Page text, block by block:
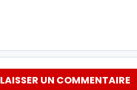
LAISSER UN COMMENTAIRE